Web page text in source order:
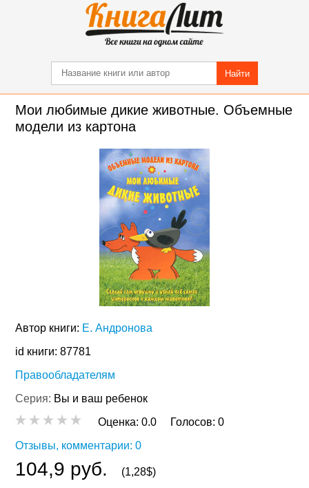
Найти
Мои любимые дикие животные. Объемные
модели из картона
Автор книги: Е. Андронова
id книги: 87781
Правообладателям
Серия: Вы и ваш ребенок
Оценка:0.0 Голосов:0
Отзывы, комментарии: 0
104,9 руб. (1,28$)